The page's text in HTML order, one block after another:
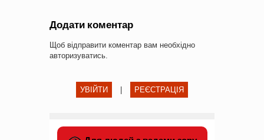
Додати коментар
Щоб відправити коментар вам необхідно
авторизуватись.
УВІЙТИ РЕЄСТРАЦІЯ